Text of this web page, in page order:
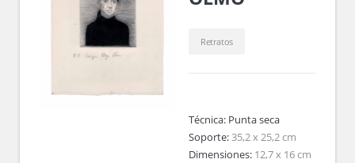
Retratos
Técnica: Punta seca
Soporte:35,2 x 25,2 cm
Dimensiones: 12,7 x 16 cm